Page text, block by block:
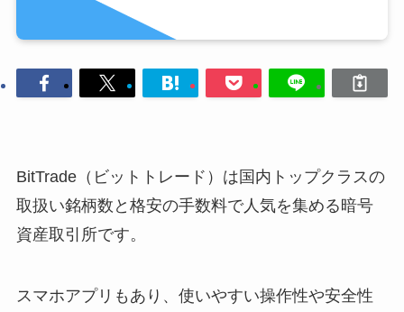
BitTrade（ビットトレード）は国内トップクラスの
取扱い銘柄数と格安の手数料で人気を集める暗号
資産取引所です。
スマホアプリもあり、使いやすい操作性や安全性